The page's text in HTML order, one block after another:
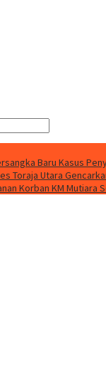
Baru Kasus
Toraja Utara
Korban KM Mutiara